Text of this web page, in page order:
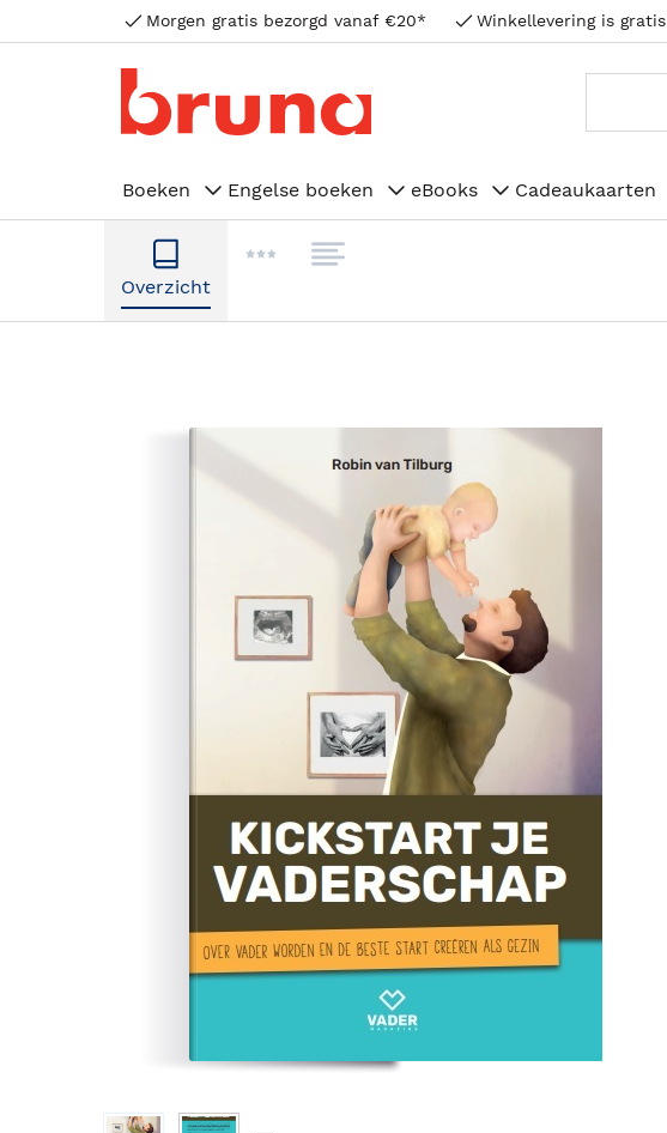
Morgen gratis bezorgd vanaf €20* Winkellevering is gratis
Boeken Engelse boeken eBooks Cadeaukaarten
Overzicht